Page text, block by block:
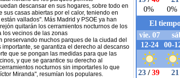
descansar en sus hogares, sobre todo en
casas abiertas por el calor, teniendo en
vallados". Más Madrid y PSOE ya han
quitarán los cerramientos nocturnos de los
los vecinos de las zonas
muchos parques de la ciudad del
se garantiza el derecho al descanso
que se pongan las medidas para que las
y que se garantice su derecho al
nocturnos sin importarles lo que
Miranda", resumían los populares.